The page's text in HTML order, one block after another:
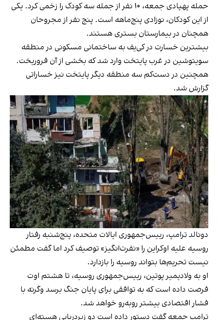
حمله پهپادی جمعه، ۱۰ نفر از جمله سه کودک را زخمی کرد. یکی
از این کودکان، نوزادی پنج‌ماهه است. پنج نفر از مجروحان
همچنان در بیمارستان بستری هستند.
بیشترین خسارت در کی‌یف به ساختمانی مسکونی در منطقه
سویتوشین در غرب پایتخت وارد شد که بخشی از آن فروریخت.
همچنین در دست‌کم سه منطقه دیگر پایتخت نیز خساراتی
گزارش شد.
دونالد ترامپ، رییس‌جمهوری ایالات متحده، پنج‌شنبه رفتار
روسیه علیه اوکراین را «نفرت‌انگیز» توصیف کرد اما گفت مطمئن
نیست تحریم‌ها بتواند روسیه را بازدارد.
او به ولادیمیر پوتین، رییس‌جمهوری روسیه، تا هشتم اوت
فرصت داده است که به توافقی برای پایان جنگ برسد وگرنه با
فشار اقتصادی بیشتر روبه‌رو خواهد شد.
ترامپ جمعه گفت دستور داده است دو زیردریایی هسته‌ای